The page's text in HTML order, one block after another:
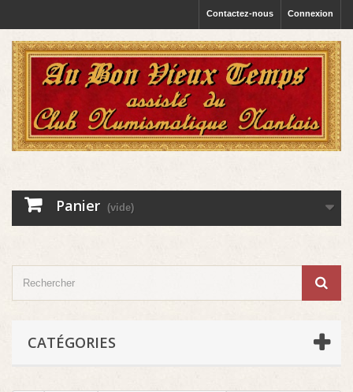
Connexion
Contactez-nous
Panier (vide)
CATÉGORIES